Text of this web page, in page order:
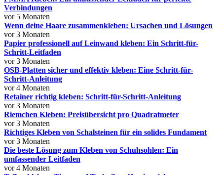
Verbindungen
vor 5 Monaten
Wenn deine Haare zusammenkleben: Ursachen und Lösungen
vor 3 Monaten
Papier professionell auf Leinwand kleben: Ein Schritt-für-
Schritt-Leitfaden
vor 3 Monaten
OSB-Platten sicher und effektiv kleben: Eine Schritt-für-
Schritt-Anleitung
vor 4 Monaten
Retainer richtig kleben: Schritt-für-Schritt-Anleitung
vor 3 Monaten
Riemchen Kleben: Preisübersicht pro Quadratmeter
vor 3 Monaten
Richtiges Kleben von Schalsteinen für ein solides Fundament
vor 3 Monaten
Die beste Lösung zum Kleben von Schuhsohlen: Ein
umfassender Leitfaden
vor 4 Monaten